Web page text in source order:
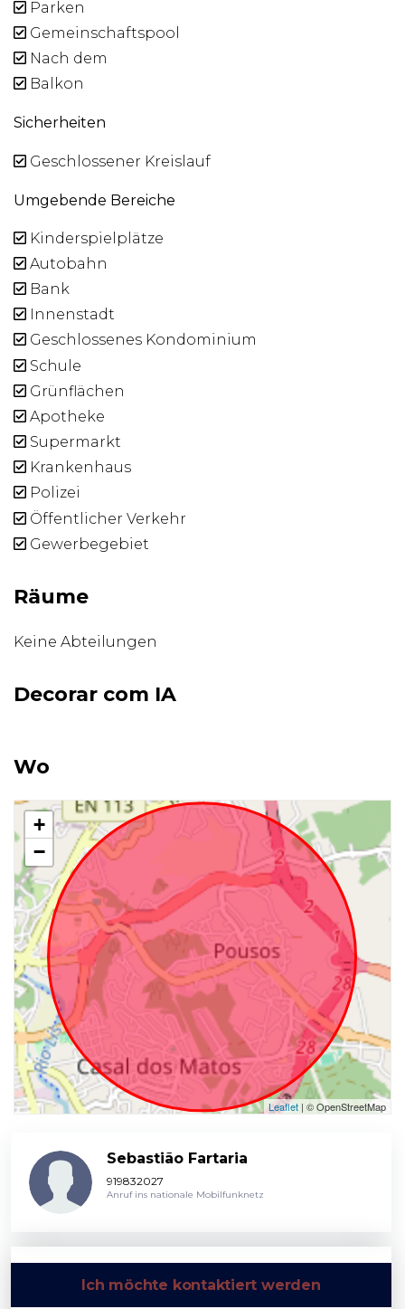
Parken
Gemeinschaftspool
Nach dem
Balkon
Sicherheiten
Geschlossener Kreislauf
Umgebende Bereiche
Kinderspielplätze
Autobahn
Bank
Innenstadt
Geschlossenes Kondominium
Schule
Grünflächen
Apotheke
Supermarkt
Krankenhaus
Polizei
Öffentlicher Verkehr
Gewerbegebiet
Räume
Keine Abteilungen
Decorar com IA
Wo
+
−
Leaflet | © OpenStreetMap
Sebastião Fartaria
919832027
Anruf ins nationale Mobilfunknetz
Ich möchte kontaktiert werden